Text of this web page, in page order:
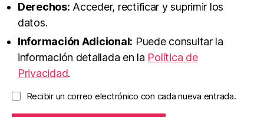
Derechos: Acceder, rectificar y suprimir los
datos.
Información Adicional: Puede consultar la
información detallada en la Política de
Privacidad.
Recibir un correo electrónico con cada nueva entrada.